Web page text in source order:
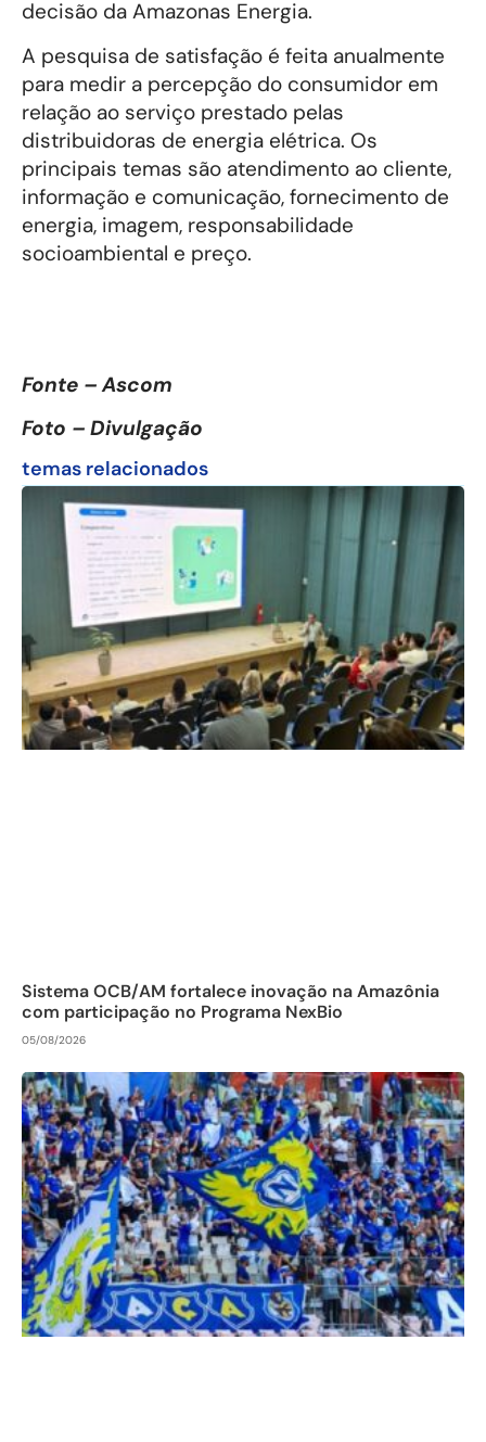
decisão da Amazonas Energia.
A pesquisa de satisfação é feita anualmente
para medir a percepção do consumidor em
relação ao serviço prestado pelas
distribuidoras de energia elétrica. Os
principais temas são atendimento ao cliente,
informação e comunicação, fornecimento de
energia, imagem, responsabilidade
socioambiental e preço.
Fonte – Ascom
Foto – Divulgação
temas relacionados
Sistema OCB/AM fortalece inovação na Amazônia
com participação no Programa NexBio
05/08/2026